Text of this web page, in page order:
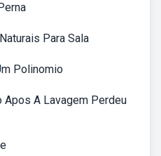
Para Sala
Polinomio
Apos A Lavagem Perdeu